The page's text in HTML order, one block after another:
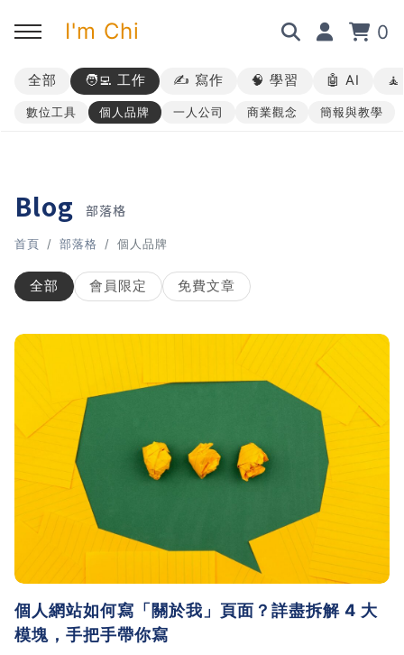
I'm Chi 0
回主選單
➡︎ 所有內容
回主選單
➡︎ 業配合作
回主選單
➡︎ 講座活動
回主選單
AI 職場應用｜ChatGPT 職場
應用入門
AI 職場應用｜上班族的 AI 學
習術
AI 職場應用｜NotebookLM
職場工作復盤術
職場思維與工作術｜時間管理
職場思維與工作術｜卡片盒筆
記法
全部 🧑‍💻 工作 ✍️ 寫作 🧠 學習 🤖 AI
數位工具 個人品牌 一人公司 商業觀念 簡報與教學
Blog 部落格
首頁 部落格 個人品牌
全部 會員限定 免費文章
個人網站如何寫「關於我」頁面？詳盡拆解 4 大
模塊，手把手帶你寫